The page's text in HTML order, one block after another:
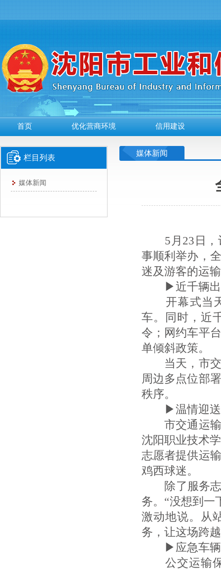
首页 优化营商环境 信用建设
栏目列表
媒体新闻
媒体新闻
5月23日，记
事顺利举办，
迷及游客的运
▶近千辆出
开幕式当天
车。同时，近
令；网约车平
单倾斜政策。
当天，市交
周边多点位部
秩序。
▶温情迎送“
市交通运输
沈阳职业技术
志愿者提供运
鸡西球迷。
除了服务志
务。“没想到一
激动地说。从
务，让这场跨
▶应急车辆
公交运输保